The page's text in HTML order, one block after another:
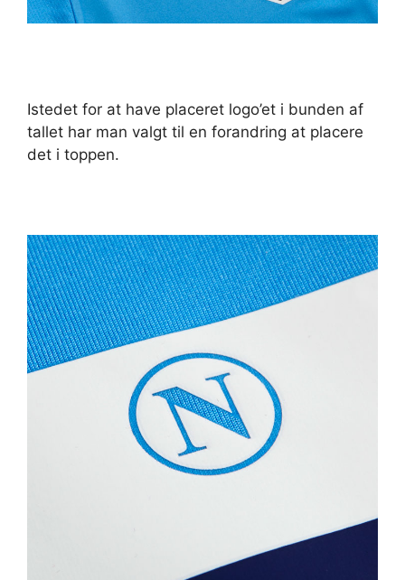
Istedet for at have placeret logo’et i bunden af
tallet har man valgt til en forandring at placere
det i toppen.